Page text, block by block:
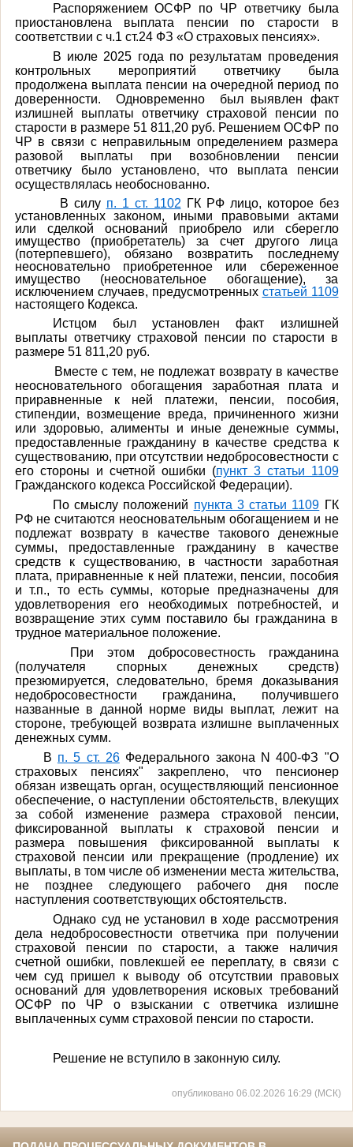
Распоряжением ОСФР по ЧР ответчику была
приостановлена выплата пенсии по старости в
соответствии с ч.1 ст.24 ФЗ «О страховых пенсиях».
В июле 2025 года по результатам проведения
контрольных мероприятий ответчику была
продолжена выплата пенсии на очередной период по
доверенности.
Одновременно
был выявлен факт
излишней выплаты ответчику страховой пенсии по
старости в размере 51 811,20 руб. Решением ОСФР по
ЧР в связи с неправильным определением размера
разовой выплаты при возобновлении пенсии
ответчику было установлено, что выплата пенсии
осуществлялась необоснованно.
В силу п. 1 ст. 1102 ГК РФ лицо, которое без
установленных законом, иными правовыми актами
или сделкой оснований приобрело или сберегло
имущество (приобретатель) за счет другого лица
(потерпевшего), обязано возвратить последнему
неосновательно приобретенное или сбереженное
имущество (неосновательное обогащение), за
исключением случаев, предусмотренных статьей 1109
настоящего Кодекса.
Истцом был установленфакт излишней
выплаты ответчику страховой пенсии по старости в
размере 51 811,20 руб.
Вместе с тем, не подлежат возврату в качестве
неосновательного обогащения заработная плата и
приравненные к ней платежи, пенсии, пособия,
стипендии, возмещение вреда, причиненного жизни
или здоровью, алименты и иные денежные суммы,
предоставленные гражданину в качестве средства к
существованию, при отсутствии недобросовестности с
его стороны и счетной ошибки (пункт 3 статьи 1109
Гражданского кодекса Российской Федерации).
По смыслу положений пункта 3 статьи 1109 ГК
РФ не считаются неосновательным обогащением и не
подлежат возврату в качестве такового денежные
суммы, предоставленные гражданину в качестве
средств к существованию, в частности заработная
плата, приравненные к ней платежи, пенсии, пособия
и т.п., то есть суммы, которые предназначены для
удовлетворения его необходимых потребностей, и
возвращение этих сумм поставило бы гражданина в
трудное материальное положение.
При этом добросовестность гражданина
(получателя спорных денежных средств)
презюмируется, следовательно, бремя доказывания
недобросовестности гражданина, получившего
названные в данной норме виды выплат, лежит на
стороне, требующей возврата излишне выплаченных
денежных сумм.
В п. 5 ст. 26Федерального закона N 400-ФЗ "О
страховых пенсиях" закреплено, что пенсионер
обязан извещать орган, осуществляющий пенсионное
обеспечение, о наступлении обстоятельств, влекущих
за собой изменение размера страховой пенсии,
фиксированной выплаты к страховой пенсии и
размера повышения фиксированной выплаты к
страховой пенсии или прекращение (продление) их
выплаты, в том числе об изменении места жительства,
не позднее следующего рабочего дня после
наступления соответствующих обстоятельств.
Однако суд не установил в ходе рассмотрения
дела недобросовестности ответчика при получении
страховой пенсии по старости, а также наличия
счетной ошибки, повлекшей ее переплату, в связи с
чем суд пришел к выводу об отсутствии правовых
оснований для удовлетворения исковых требований
ОСФР по ЧР о взыскании с ответчика излишне
выплаченных сумм страховой пенсии по старости.
Решение не вступило в законную силу.
опубликовано 06.02.2026 16:29 (МСК)